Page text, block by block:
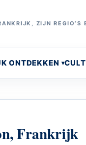
ZIJN REGIO’S
ONTDEKKEN
Frankrijk